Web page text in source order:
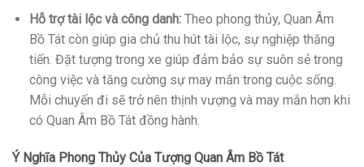
Hỗ trợ tài lộc và công danh:Theo phong thủy, Quan Âm
Bồ Tát còn giúp gia chủ thu hút tài lộc, sự nghiệp thăng
tiến. Đặt tượng trong xe giúp đảm bảo sự suôn sẻ trong
công việc và tăng cường sự may mắn trong cuộc sống.
Mỗi chuyến đi sẽ trở nên thịnh vượng và may mắn hơn khi
có Quan Âm Bồ Tát đồng hành.
Ý Nghĩa Phong Thủy Của Tượng Quan Âm Bồ Tát